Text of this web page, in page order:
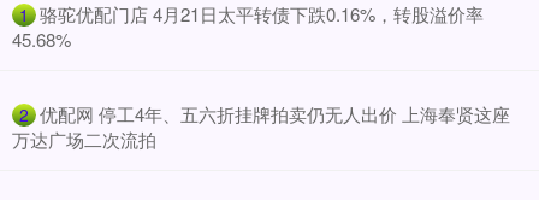
1 ​骆驼优配门店 4月21日太平转债下跌0.16%，转股溢价率
45.68%
2 ​优配网 停工4年、五六折挂牌拍卖仍无人出价 上海奉贤这座
万达广场二次流拍